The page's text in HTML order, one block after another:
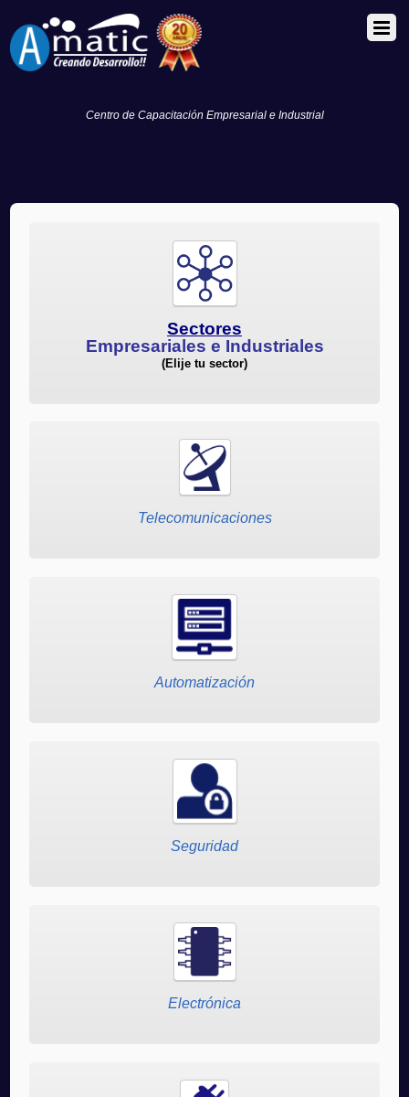
Centro de Capacitación Empresarial e Industrial
Sectores
Empresariales e Industriales
(Elije tu sector)
Telecomunicaciones
Automatización
Seguridad
Electrónica